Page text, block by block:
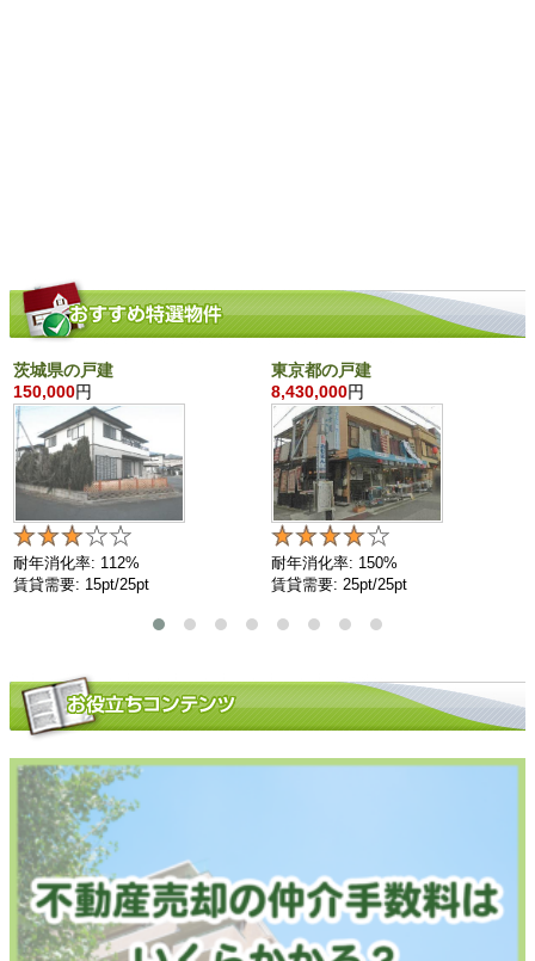
茨城県の戸建
150,000円
耐年消化率: 112%
賃貸需要: 15pt/25pt
東京都の戸建
8,430,000円
耐年消化率: 150%
賃貸需要: 25pt/25pt